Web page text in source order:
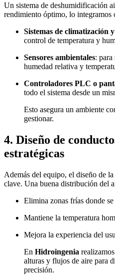
Un sistema de deshumidificación
rendimiento óptimo, lo integramos
Sistemas de climatización
control de temperatura y
Sensores ambientales:
humedad relativa y
Controladores PLC o
todo el sistema desde un
Esto asegura un ambiente
gestionar.
4. Diseño de
estratégicas
Además del equipo, el diseño de
clave. Una buena distribución del
Elimina zonas frías donde
Mantiene la temperatura
Mejora la experiencia del
En Hidroingenia
alturas y flujos de aire para
precisión.